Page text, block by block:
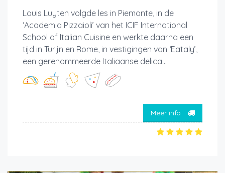
Louis Luyten volgde les in Piemonte, in de
‘Academia Pizzaioli’ van het ICIF International
School of Italian Cuisine en werkte daarna een
tijd in Turijn en Rome, in vestigingen van ‘Eataly’,
een gerenommeerde Italiaanse delica...
Meer info